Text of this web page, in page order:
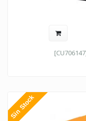
Sin Stock